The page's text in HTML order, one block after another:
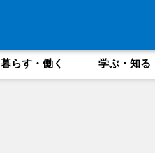
暮らす・働く 学ぶ・知る